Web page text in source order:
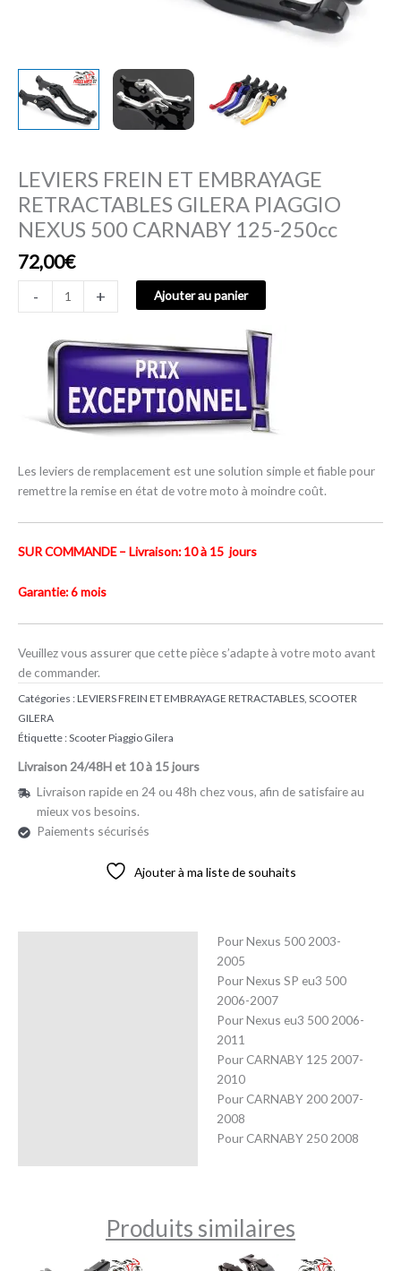
LEVIERS FREIN ET EMBRAYAGE
RETRACTABLES GILERA PIAGGIO
NEXUS 500 CARNABY 125-250cc
72,00€
- + Ajouter au panier
Les leviers de remplacement est une solution simple et fiable pour
remettre la remise en état de votre moto à moindre coût.
SUR COMMANDE – Livraison: 10 à 15 jours
Garantie: 6 mois
Veuillez vous assurer que cette pièce s’adapte à votre moto avant
de commander.
Catégories :LEVIERS FREIN ET EMBRAYAGE RETRACTABLES SCOOTER
GILERA
Étiquette :Scooter Piaggio Gilera
Livraison 24/48H et 10 à 15 jours
Livraison rapide en 24 ou 48h chez vous, afin de satisfaire au
mieux vos besoins.
Paiements sécurisés
Ajouter à ma liste de souhaits
Pour Nexus 500 2003-
2005
Pour Nexus SP eu3 500
2006-2007
Pour Nexus eu3 500 2006-
2011
Pour CARNABY 125 2007-
2010
Pour CARNABY 200 2007-
2008
Pour CARNABY 250 2008
Produits similaires